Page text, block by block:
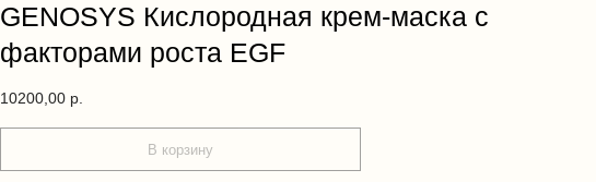
GENOSYS Кислородная крем-маска с
факторами роста EGF
10200,00 р.
В корзину